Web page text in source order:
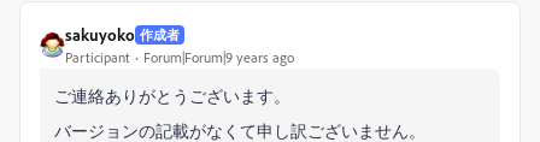
sakuyoko 作成者
Participant Forum|Forum|9 years ago
ご連絡ありがとうございます。
バージョンの記載がなくて申し訳ございません。